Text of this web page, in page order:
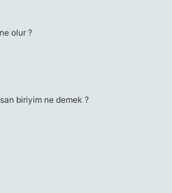
olur ?
biriyim ne demek ?